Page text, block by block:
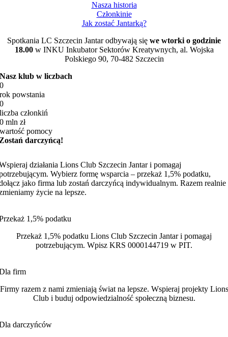
Nasza historia
Członkinie
Jak zostać Jantarką?
Spotkania LC Szczecin Jantar odbywają się we wtorki o godzinie
18.00w INKU Inkubator Sektorów Kreatywnych, al. Wojska
Polskiego 90, 70-482 Szczecin
Nasz klub w liczbach
0
rok powstania
0
liczba członkiń
0 mln zł
wartość pomocy
darczyńcą!
działania Lions Club Szczecin Jantar i pomagaj
Wybierz formę wsparcia – przekaż 1,5% podatku,
jako firma lub zostań darczyńcą indywidualnym. Razem realnie
życie na lepsze.
1,5% podatku
Przekaż 1,5% podatku Lions Club Szczecin Jantar i pomagaj
potrzebującym. Wpisz KRS 0000144719 w PIT.
firm
Firmy razem z nami zmieniają świat na lepsze. Wspieraj projekty Lions
Club i buduj odpowiedzialność społeczną biznesu.
darczyńców